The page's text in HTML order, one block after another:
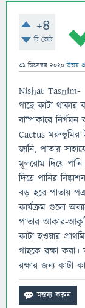
+4
টি ভোট
31 ডিসেম্বর 2020 উত্তর
Nishat Tasnim-
গাছে কাটা
বাষ্পাকারে
Cactus মরুভূমির
জানি, পাতার
মূলরোম দিয়ে
দিয়ে পানির
বড় হবে পাতায়
কার্যক্রম গুলো
পাতার আকার-
কাটা হওয়ার
গাছকে রক্ষা করা।
রক্ষার জন্য কাটা